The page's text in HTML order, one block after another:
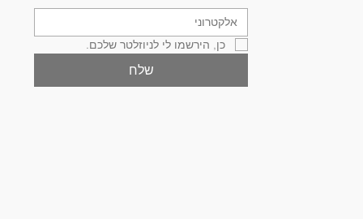
כן, הירשמו לי לניוזלטר שלכם.
שלח